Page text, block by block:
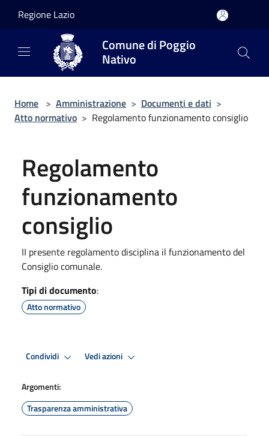
Regione Lazio
Comune di Poggio
Nativo
Home > Amministrazione > Documenti e dati >
Atto normativo > Regolamento funzionamento consiglio
Regolamento
funzionamento
consiglio
II presente regolamento disciplina il funzionamento del
Consiglio comunale.
Tipi di documento:
Atto normativo
Condividi Vedi azioni
Argomenti:
Trasparenza amministrativa